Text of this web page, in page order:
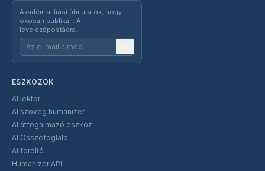
Akadémiai írási útmutatók, hogy
okosan publikálj. A
levelezőpostádra.
ESZKÖZÖK
AI lektor
AI szöveg humanizer
AI átfogalmazó eszköz
AI Összefoglaló
AI fordító
Humanizer API